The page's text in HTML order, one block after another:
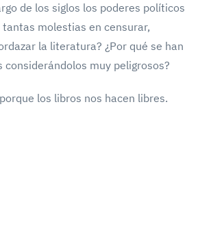
de los siglos los poderes políticos
molestias en censurar,
la literatura? ¿Por qué se han
considerándolos muy peligrosos?
los libros nos hacen libres.